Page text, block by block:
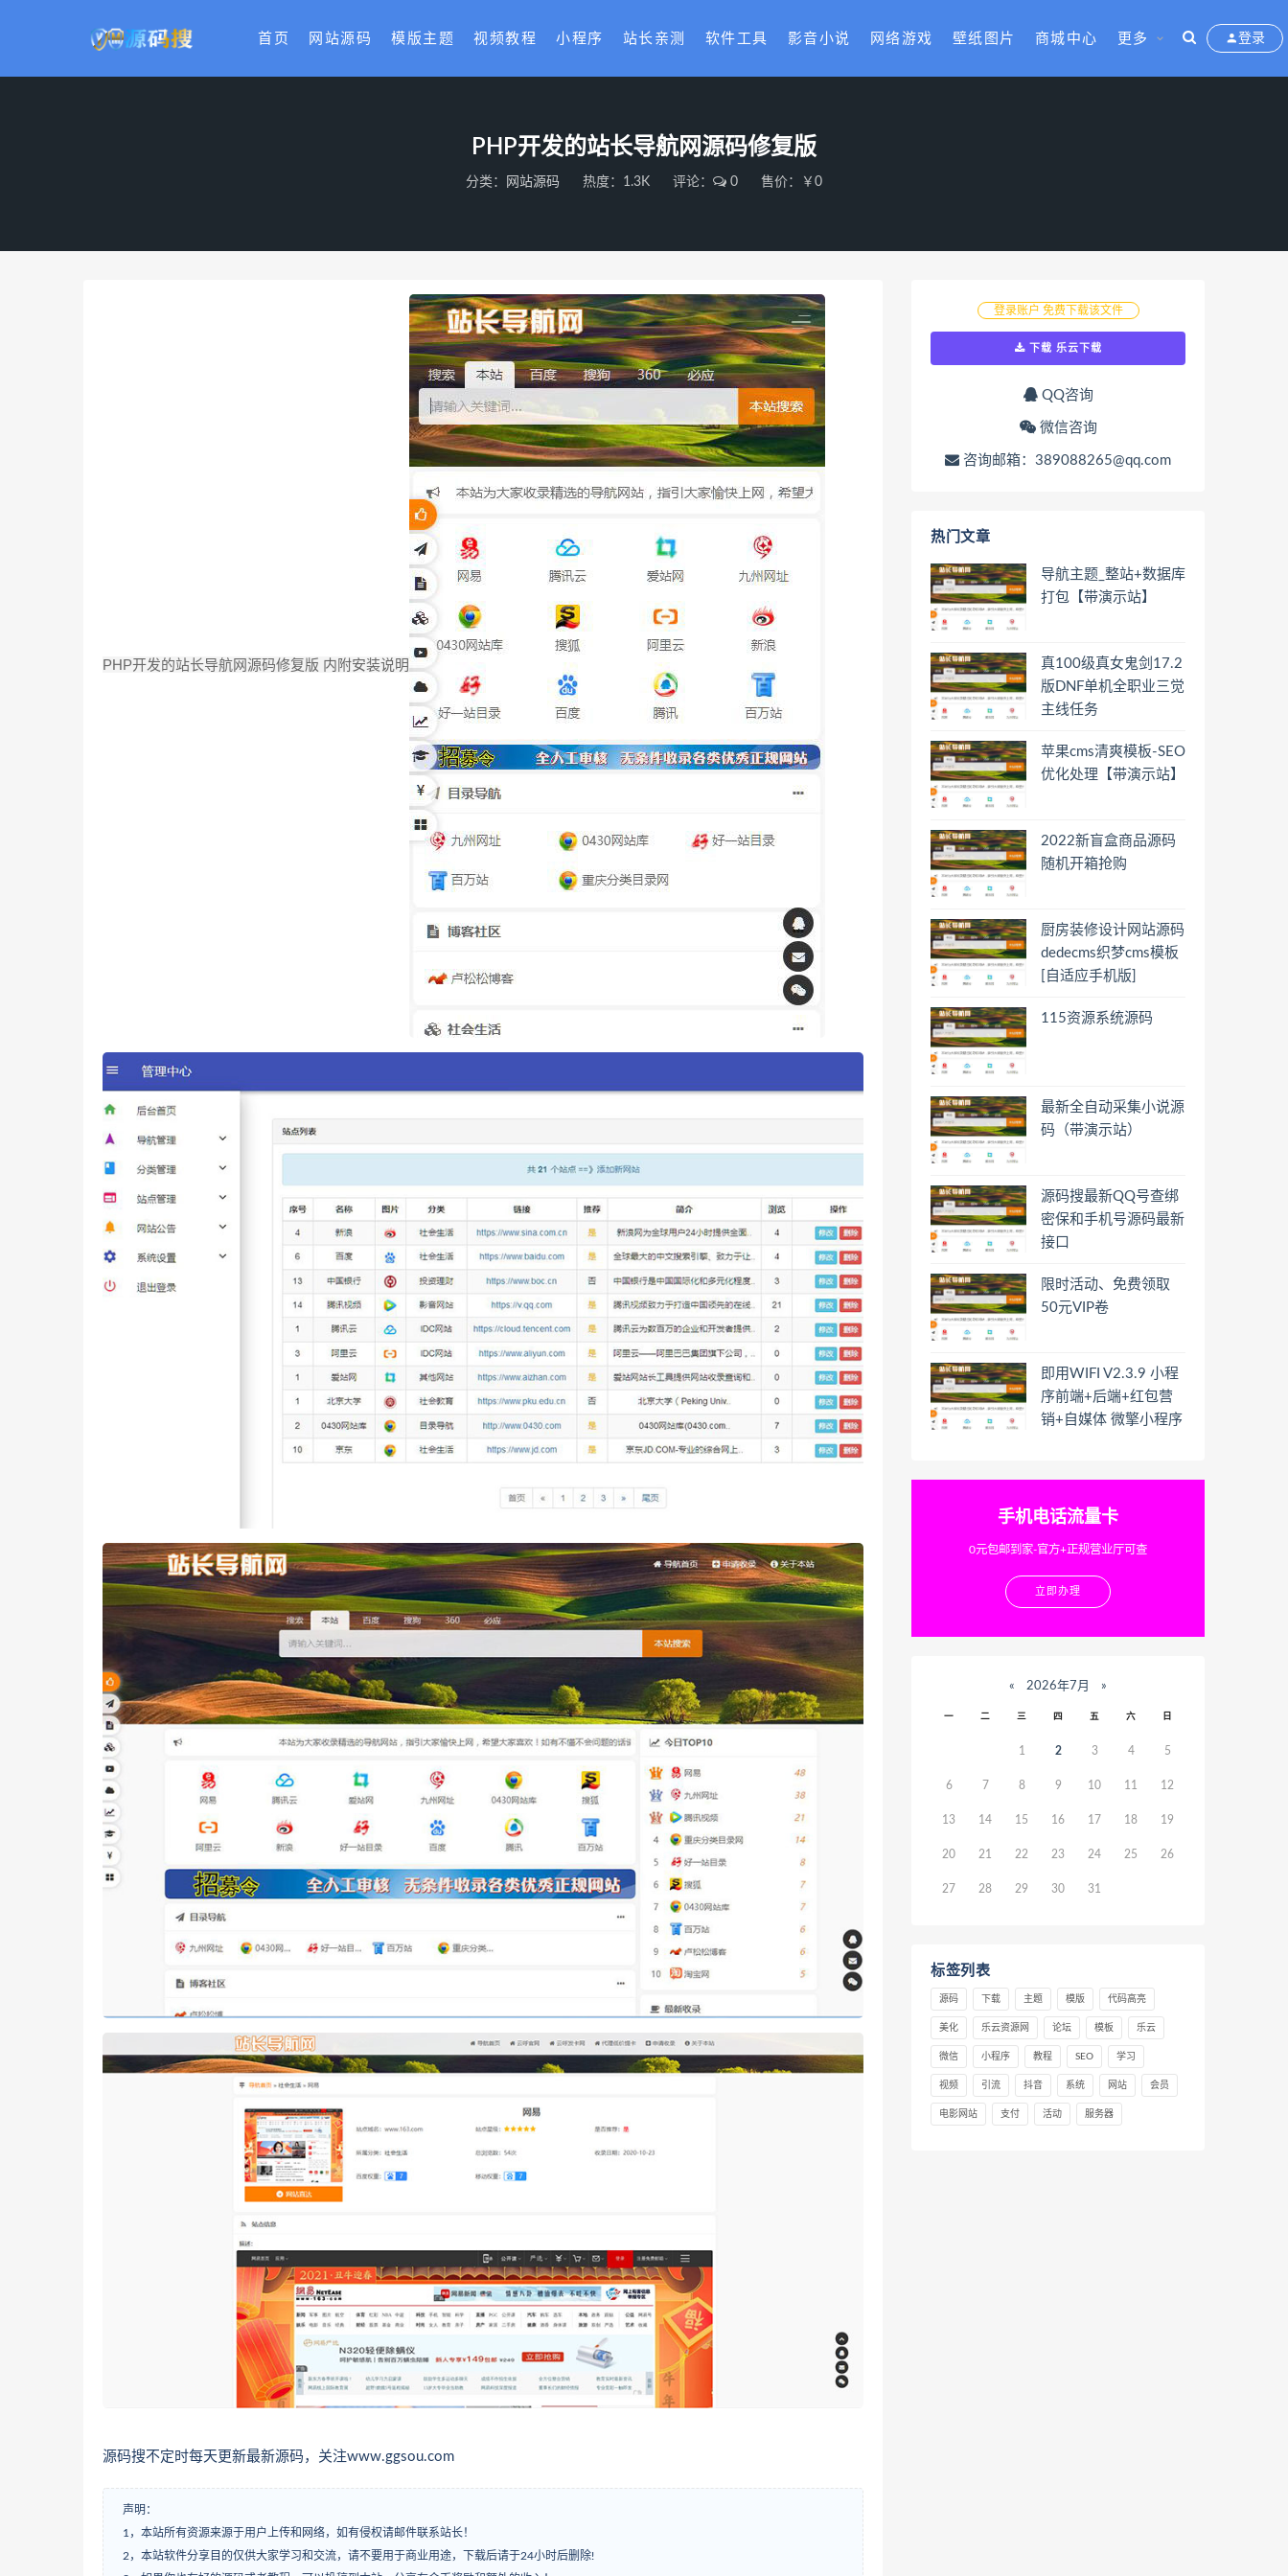
首页 网站源码 模版主题 视频教程 小程序 站长亲测 软件工具 影音小说 网络游戏 壁纸图片 商城中心 更多 登录
PHP开发的站长导航网源码修复版
分类： 网站源码 热度：1.3K 评论： 0 售价：￥0
PHP开发的站长导航网源码修复版 内附安装说明
源码搜不定时每天更新最新源码，关注www.ggsou.com
声明：
1，本站所有资源来源于用户上传和网络，如有侵权请邮件联系站长！
2，本站软件分享目的仅供大家学习和交流，请不要用于商业用途，下载后请于24小时后删除!
登录账户 免费下载该文件
下载 乐云下载
QQ咨询
微信咨询
咨询邮箱：389088265@qq.com
热门文章
导航主题_整站+数据库
打包【带演示站】
真100级真女鬼剑17.2
版DNF单机全职业三觉
主线任务
苹果cms清爽模板-SEO
优化处理【带演示站】
2022新盲盒商品源码
随机开箱抢购
厨房装修设计网站源码
dedecms织梦cms模板
[自适应手机版]
115资源系统源码
最新全自动采集小说源
码（带演示站）
源码搜最新QQ号查绑
密保和手机号源码最新
接口
限时活动、免费领取
50元VIP卷
即用WIFI V2.3.9 小程
序前端+后端+红包营
销+自媒体 微擎小程序
手机电话流量卡
0元包邮到家-官方+正规营业厅可查
立即办理
« 2026年7月 »
一 二 三 四 五 六 日
1 2 3 4 5
6 7 8 9 10 11 12
13 14 15 16 17 18 19
20 21 22 23 24 25 26
27 28 29 30 31
标签列表
源码 下载 主题 模版 代码高亮
美化 乐云资源网 论坛 模板 乐云
微信 小程序 教程 SEO 学习
视频 引流 抖音 系统 网站 会员
电影网站 支付 活动 服务器